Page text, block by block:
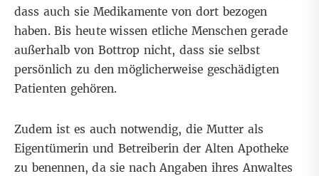
dass auch sie Medikamente von dort bezogen
haben. Bis heute wissen etliche Menschen gerade
außerhalb von Bottrop nicht, dass sie selbst
persönlich zu den möglicherweise geschädigten
Patienten gehören.
Zudem ist es auch notwendig, die Mutter als
Eigentümerin und Betreiberin der Alten Apotheke
zu benennen, da sie nach Angaben ihres Anwaltes